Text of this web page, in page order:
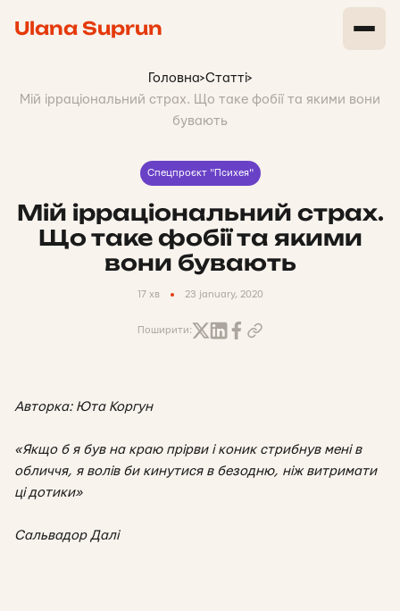
Ulana Suprun
Головна>Статті>
Мій ірраціональний страх. Що таке фобії та якими вони
бувають
Спецпроєкт "Психея"
Мій ірраціональний страх.
Що таке фобії та якими
вони бувають
17 хв 23 january, 2020
Поширити:
Авторка: Юта Коргун
«Якщо б я був на краю прірви і коник стрибнув мені в
обличчя, я волів би кинутися в безодню, ніж витримати
ці дотики»
Сальвадор Далі